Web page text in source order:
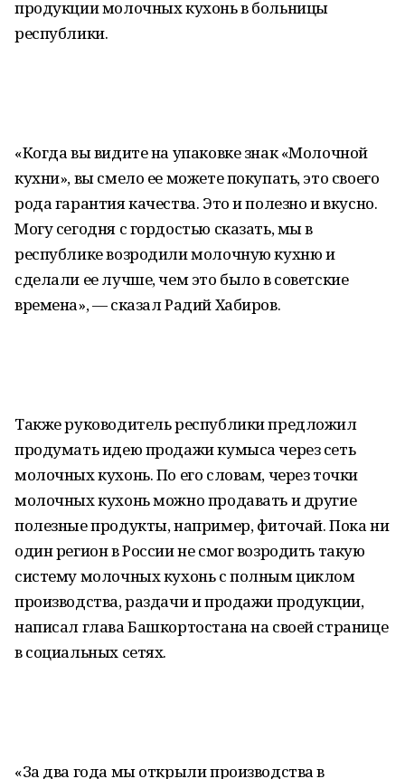
продукции молочных кухонь в больницы
республики.
«Когда вы видите на упаковке знак «Молочной
кухни», вы смело ее можете покупать, это своего
рода гарантия качества. Это и полезно и вкусно.
Могу сегодня с гордостью сказать, мы в
республике возродили молочную кухню и
сделали ее лучше, чем это было в советские
времена», — сказал Радий Хабиров.
Также руководитель республики предложил
продумать идею продажи кумыса через сеть
молочных кухонь. По его словам, через точки
молочных кухонь можно продавать и другие
полезные продукты, например, фиточай. Пока ни
один регион в России не смог возродить такую
систему молочных кухонь с полным циклом
производства, раздачи и продажи продукции,
написал глава Башкортостана на своей странице
в социальных сетях.
«За два года мы открыли производства в